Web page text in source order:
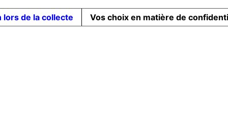
lors de la collecte Vos choix en matière de